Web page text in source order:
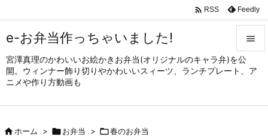
e-お弁当作っちゃいました!
宮澤真理のかわいいお絵かきお弁当(オリジナルのキャラ弁)を公
開。ウィンナー飾り切りやかわいいスィーツ、ランチプレート、ア
ニメや作り方動画も


メニュ
サイド
 RSS Feedly
ホーム > お弁当 > 春のお弁当